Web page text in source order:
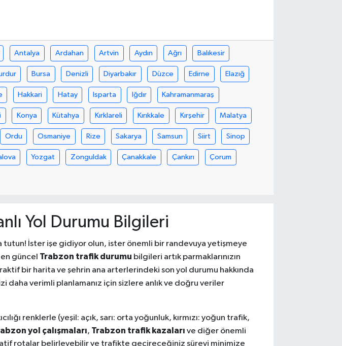
Antalya Ardahan Artvin Aydın Ağrı Balıkesir
Bursa Denizli Diyarbakır Düzce Edirne Elazığ
Hakkari Hatay Isparta Iğdır Kahramanmaraş
Konya Kütahya Kırklareli Kırıkkale Kırşehir Malatya
Ordu Osmaniye Rize Sakarya Samsun Siirt Sinop
Yozgat Zonguldak Çanakkale Çankırı Çorum
Yol Durumu Bilgileri
tutun! İster işe gidiyor olun, ister önemli bir randevuya yetişmeye
güncel Trabzon trafik durumu bilgileri artık parmaklarınızın
bir harita ve şehrin ana arterlerindeki son yol durumu hakkında
daha verimli planlamanız için sizlere anlık ve doğru veriler
renklerle (yeşil: açık, sarı: orta yoğunluk, kırmızı: yoğun trafik,
yol çalışmaları, Trabzon trafik kazaları ve diğer önemli
rotalar belirleyebilir ve trafikte geçireceğiniz süreyi minimize